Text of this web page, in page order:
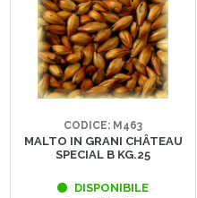
CODICE: M463
MALTO IN GRANI CHÂTEAU
SPECIAL B KG.25
DISPONIBILE